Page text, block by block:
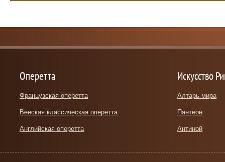
Оперетта
Французская оперетта
Венская классическая оперетта
Английская оперетта
Искусство
Алтарь мира
Пантеон
Антиной